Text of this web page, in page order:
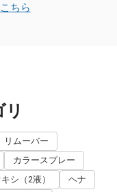
ちら
リムーバー
カラースプレー
シ（2液）
ヘナ